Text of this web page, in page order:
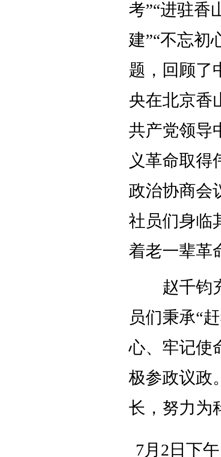
考”“进驻香
建”“不忘初
题，回顾了
央在北京香
共产党领导
义革命取得
政治协商会
社员们身临
着老一辈革
赵千钧充
员们秉承“
心、牢记使
极参政议政
长，努力为
7月2日下